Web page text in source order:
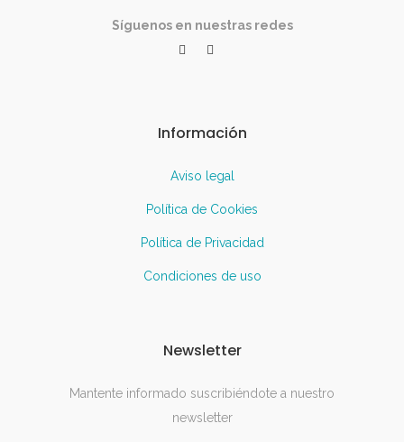
Síguenos en nuestras redes
Información
Aviso legal
Política de Cookies
Política de Privacidad
Condiciones de uso
Newsletter
Mantente informado suscribiéndote a nuestro
newsletter